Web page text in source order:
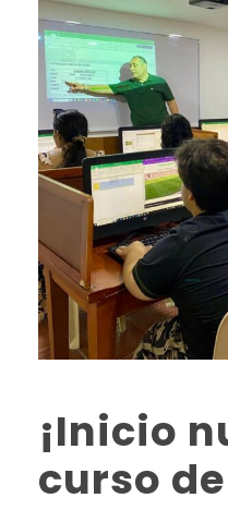
¡Inicio
curso